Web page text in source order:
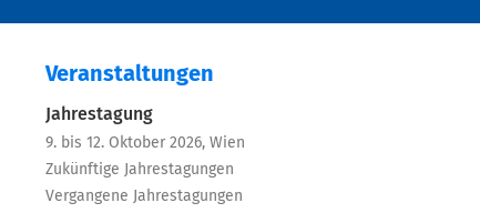
Veranstaltungen
Jahrestagung
9. bis 12. Oktober 2026, Wien
Zukünftige Jahrestagungen
Vergangene Jahrestagungen